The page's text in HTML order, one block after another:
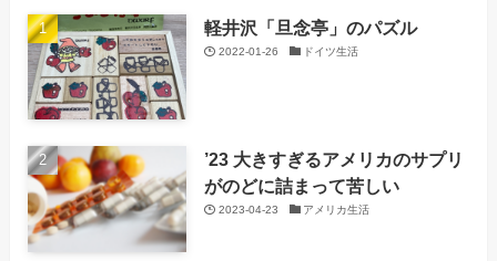
軽井沢「旦念亭」のパズル
2022-01-26 ドイツ生活
’23 大きすぎるアメリカのサプリ
がのどに詰まって苦しい
2023-04-23 アメリカ生活